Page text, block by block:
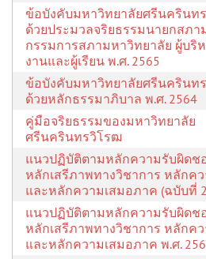
ข้อบังคับมหาวิทยาลัยศรีนครินท
ด้วยประมวลจริยธรรมนายกสภา
กรรมการสภามหาวิทยาลัย ผู้บริ
งานและผู้เรียน พ.ศ. 2565
ข้อบังคับมหาวิทยาลัยศรีนครินท
ด้วยหลักธรรมาภิบาล พ.ศ. 2564
คู่มือจริยธรรมของมหาวิทยาลัย
ศรีนครินทรวิโรฒ
แนวปฏิบัติตามหลักความรับผิดช
หลักเสรีภาพทางวิชาการ หลักค
และหลักความเสมอภาค (ฉบับที่
แนวปฏิบัติตามหลักความรับผิดช
หลักเสรีภาพทางวิชาการ หลักค
และหลักความเสมอภาค พ.ศ.